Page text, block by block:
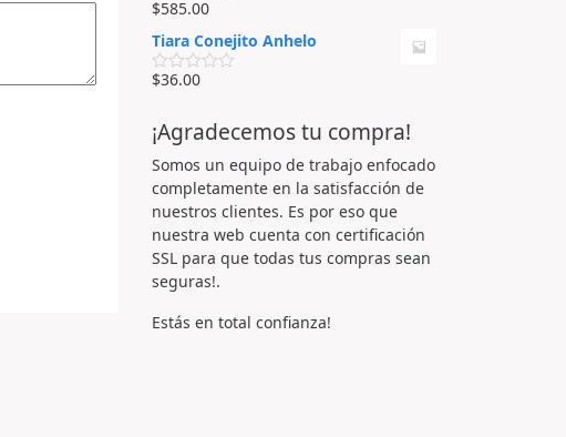
e
d
e
n
0
d
V
l
o
r
a
e
0
d
e
5
$585.00
Tiara Conejito Anhelo
V
o
r
a
o
e
0
d
5
$36.00
¡Agradecemos tu compra!
Somos un equipo de trabajo enfocado
completamente en la satisfacción de
nuestros clientes. Es por eso que
nuestra web cuenta con certificación
SSL para que todas tus compras sean
seguras!.
Estás en total confianza!